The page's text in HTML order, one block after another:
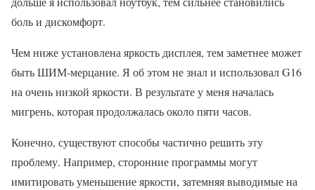
боль и дискомфорт.
Чем ниже установлена яркость дисплея, тем заметнее может
быть ШИМ-мерцание. Я об этом не знал и использовал G16
на очень низкой яркости. В результате у меня началась
мигрень, которая продолжалась около пяти часов.
Конечно, существуют способы частично решить эту
проблему. Например, сторонние программы могут
имитировать уменьшение яркости, затемняя выводимые на